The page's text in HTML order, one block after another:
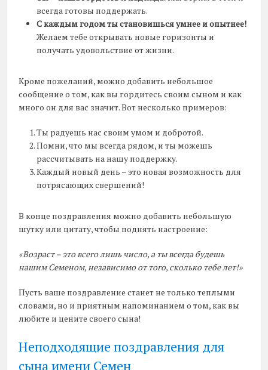
всегда готовы поддержать.
С каждым годом ты становишься умнее и опытнее!
Желаем тебе открывать новые горизонты и
получать удовольствие от жизни.
Кроме пожеланий, можно добавить небольшое
сообщение о том, как вы гордитесь своим сыном и как
много он для вас значит. Вот несколько примеров:
Ты радуешь нас своим умом и добротой.
Помни, что мы всегда рядом, и ты можешь
рассчитывать на нашу поддержку.
Каждый новый день – это новая возможность для
потрясающих свершений!
В конце поздравления можно добавить небольшую
шутку или цитату, чтобы поднять настроение:
«Возраст – это всего лишь число, а ты всегда будешь
нашим Семеном, независимо от того, сколько тебе лет!»
Пусть ваше поздравление станет не только теплыми
словами, но и приятным напоминанием о том, как вы
любите и цените своего сына!
Неподходящие поздравления для
сына имени Семен